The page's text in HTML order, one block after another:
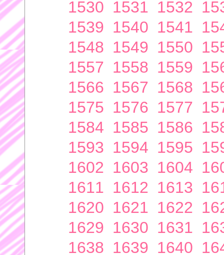
1530 1531 1532
1539 1540 1541
1548 1549 1550
1557 1558 1559
1566 1567 1568
1575 1576 1577
1584 1585 1586
1593 1594 1595
1602 1603 1604
1611 1612 1613
1620 1621 1622
1629 1630 1631
1638 1639 1640